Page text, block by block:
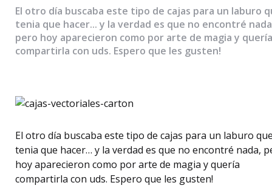
El otro día buscaba este tipo de cajas para un laburo
tenia que hacer... y la verdad es que no encontré
pero hoy aparecieron como por arte de magia y quería
compartirla con uds. Espero que les gusten!
El otro día buscaba este tipo de cajas para un laburo
tenia que hacer… y la verdad es que no encontré nada,
hoy aparecieron como por arte de magia y quería
compartirla con uds. Espero que les gusten!